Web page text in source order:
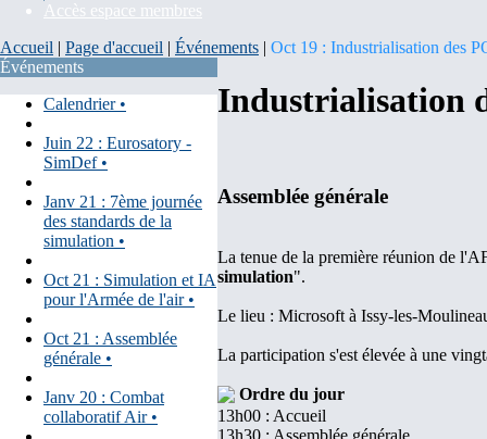
Accès espace membres
Accueil | Page d'accueil | Événements | Oct 19 : Industrialisation des
Événements
Calendrier •
Juin 22 : Eurosatory -
SimDef •
Janv 21 : 7ème journée
des standards de la
simulation •
Oct 21 : Simulation et IA
pour l'Armée de l'air •
Oct 21 : Assemblée
générale •
Janv 20 : Combat
collaboratif Air •
Industrialisation
Assemblée générale
La tenue de la première réunion de
simulation".
Le lieu : Microsoft à Issy-les-
La participation s'est élevée à une
Ordre du jour
13h00 : Accueil